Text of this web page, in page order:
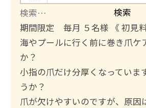
検
索
:
期間限定 毎月 ５名様 《 初見料
海やプールに行く前に巻き爪ケ
か？
小指の爪だけ分厚くなっていま
うか？
爪が欠けやすいのですが、原因